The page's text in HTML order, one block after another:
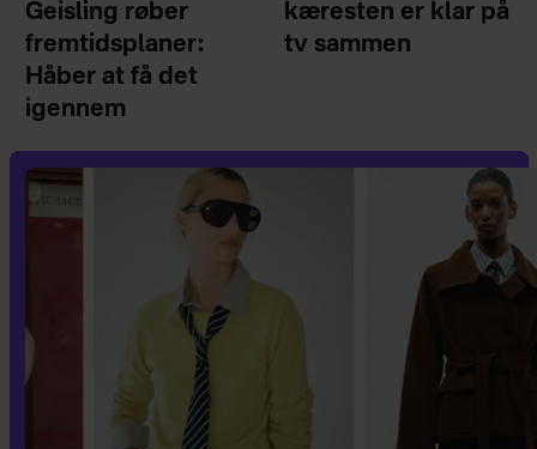
Geisling røber
fremtidsplaner:
Håber at få det
igennem
kæresten er klar på
tv sammen